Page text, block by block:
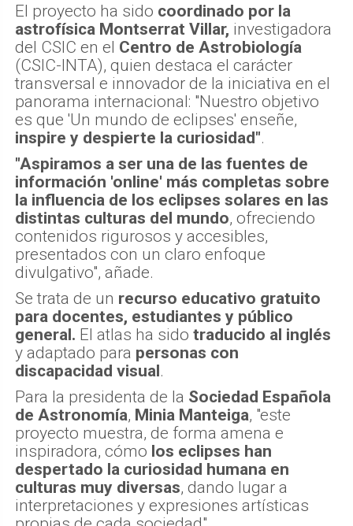
El proyecto ha sido coordinado por la
astrofísica Montserrat Villar, investigadora
del CSIC en el Centro de Astrobiología
(CSIC-INTA), quien destaca el carácter
transversal e innovador de la iniciativa en el
panorama internacional: "Nuestro objetivo
es que 'Un mundo de eclipses' enseñe,
inspire y despierte la curiosidad".
"Aspiramos a ser una de las fuentes de
información 'online' más completas sobre
la influencia de los eclipses solares en las
distintas culturas del mundo, ofreciendo
contenidos rigurosos y accesibles,
presentados con un claro enfoque
divulgativo", añade.
Se trata de un recurso educativo gratuito
para docentes, estudiantes y público
general. El atlas ha sido traducido al inglés
y adaptado para personas con
discapacidad visual.
Para la presidenta de la Sociedad Española
de Astronomía, Minia Manteiga, "este
proyecto muestra, de forma amena e
inspiradora, cómo los eclipses han
despertado la curiosidad humana en
culturas muy diversas, dando lugar a
interpretaciones y expresiones artísticas